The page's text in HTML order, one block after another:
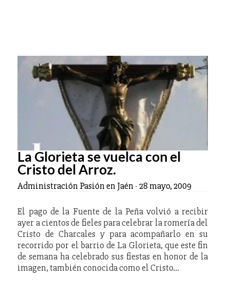
La Glorieta se vuelca con el
Cristo del Arroz.
Administración Pasión en Jaén -28 mayo, 2009
El pago de la Fuente de la Peña volvió a recibir
ayer a cientos de fieles para celebrar la romería del
Cristo de Charcales y para acompañarlo en su
recorrido por el barrio de La Glorieta, que este fin
de semana ha celebrado sus fiestas en honor de la
imagen, también conocida como el Cristo…